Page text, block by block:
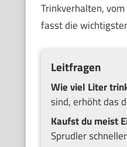
Trinkverhalten,
fasst die
Leitfragen
Wie viel Liter
sind, erhöht das
Kaufst du meist
Sprudler